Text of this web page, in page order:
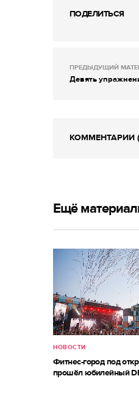
ПОДЕЛИТЬСЯ
ПРЕДЫДУЩИЙ
Девять
КОММЕНТАРИИ
Ещё
НОВОСТИ
Фитнес-город под
прошёл юбилейный